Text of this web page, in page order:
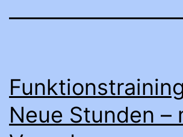
Neue Stunden –